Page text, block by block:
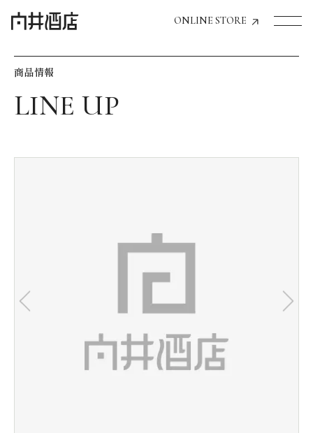
ONLINE STORE
飲食店経営のお客様
お気に入り機能の活用方法
会社情報
商品情報